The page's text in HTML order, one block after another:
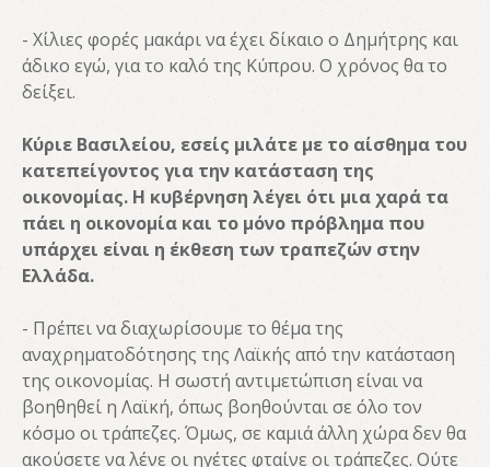
- Χίλιες φορές μακάρι να έχει δίκαιο ο Δημήτρης και
άδικο εγώ, για το καλό της Κύπρου. Ο χρόνος θα το
δείξει.
Κύριε Βασιλείου, εσείς μιλάτε με το αίσθημα του
κατεπείγοντος για την κατάσταση της
οικονομίας. Η κυβέρνηση λέγει ότι μια χαρά τα
πάει η οικονομία και το μόνο πρόβλημα που
υπάρχει είναι η έκθεση των τραπεζών στην
Ελλάδα.
- Πρέπει να διαχωρίσουμε το θέμα της
αναχρηματοδότησης της Λαϊκής από την κατάσταση
της οικονομίας. Η σωστή αντιμετώπιση είναι να
βοηθηθεί η Λαϊκή, όπως βοηθούνται σε όλο τον
κόσμο οι τράπεζες. Όμως, σε καμιά άλλη χώρα δεν θα
ακούσετε να λένε οι ηγέτες φταίνε οι τράπεζες. Ούτε